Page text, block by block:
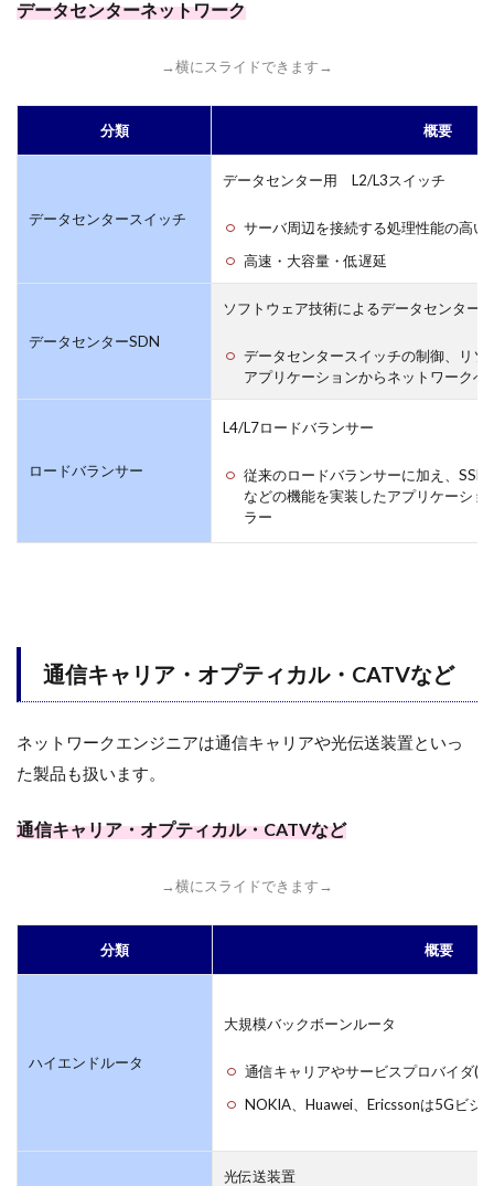
データセンターネットワーク
→横にスライドできます→
分類 概要
データセンタースイッチ
データセンター用 L2/L3スイッチ
サーバ周辺を接続する処理性能の高い
高速・大容量・低遅延
データセンターSDN
ソフトウェア技術によるデータセンター
データセンタースイッチの制御、リソ
アプリケーションからネットワークへ
ロードバランサー
L4/L7ロードバランサー
従来のロードバランサーに加え、SSL
などの機能を実装したアプリケーショ
ラー
通信キャリア・オプティカル・CATVなど
ネットワークエンジニアは通信キャリアや光伝送装置といっ
た製品も扱います。
通信キャリア・オプティカル・CATVなど
→横にスライドできます→
分類 概要
ハイエンドルータ
大規模バックボーンルータ
通信キャリアやサービスプロバイダ
NOKIA、Huawei、Ericssonは5Gビジ
光伝送装置